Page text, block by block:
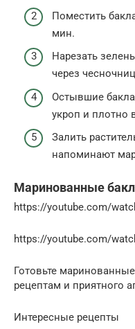
Поместить
мин.
Нарезать
через
Остывшие
укроп и плотно
Залить
напоминают
Маринованные
https://youtube.com/
https://youtube.com/
Готовьте
рецептам и приятного
Интересные рецепты